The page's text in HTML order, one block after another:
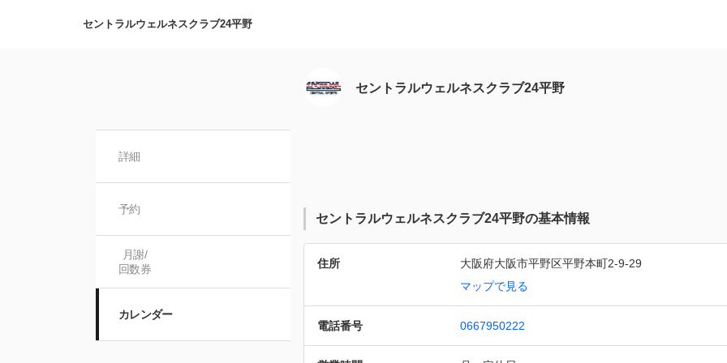
セントラルウェルネスクラブ24平野
セントラルウェルネスクラブ24平野
詳細
予約
月謝/
回数券
カレンダー
セントラルウェルネスクラブ24平野の基本情報
住所
大阪府大阪市平野区平野本町2-9-29
マップで見る
電話番号 0667950222